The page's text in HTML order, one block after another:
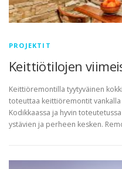
PROJEKTIT
Keittiötilojen
Keittiöremontilla tyytyväinen
toteuttaa keittiöremontit
Kodikkaassa ja hyvin
ystävien ja perheen kesken.